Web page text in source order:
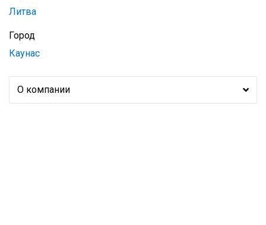
Литва
Город
Каунас
О компании